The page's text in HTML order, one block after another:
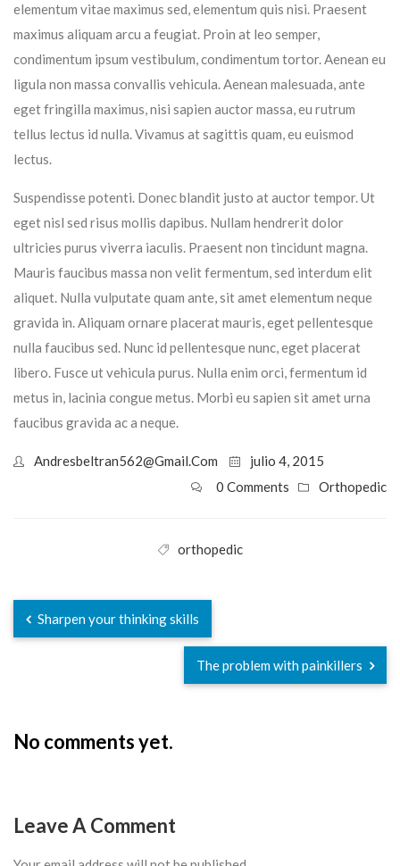
elementum vitae maximus sed, elementum quis nisi. Praesent
maximus aliquam arcu a feugiat. Proin at leo semper,
condimentum ipsum vestibulum, condimentum tortor. Aenean eu
ligula non massa convallis vehicula. Aenean malesuada, ante
eget fringilla maximus, nisi sapien auctor massa, eu rutrum
tellus lectus id nulla. Vivamus at sagittis quam, eu euismod
lectus.
Suspendisse potenti. Donec blandit justo at auctor tempor. Ut
eget nisl sed risus mollis dapibus. Nullam hendrerit dolor
ultricies purus viverra iaculis. Praesent non tincidunt magna.
Mauris faucibus massa non velit fermentum, sed interdum elit
aliquet. Nulla vulputate quam ante, sit amet elementum neque
gravida in. Aliquam ornare placerat mauris, eget pellentesque
nulla faucibus sed. Nunc id pellentesque nunc, eget placerat
libero. Fusce ut vehicula purus. Nulla enim orci, fermentum id
metus in, lacinia congue metus. Morbi eu sapien sit amet urna
faucibus gravida ac a neque.
Andresbeltran562@gmail.com
julio 4, 2015
Orthopedic
0 Comments
orthopedic
Sharpen your thinking skills
The problem with painkillers
No comments yet.
Leave A Comment